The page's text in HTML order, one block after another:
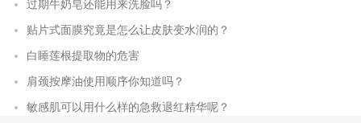
过期牛奶皂还能用来洗脸吗？
贴片式面膜究竟是怎么让皮肤变水润的？
白睡莲根提取物的危害
肩颈按摩油使用顺序你知道吗？
敏感肌可以用什么样的急救退红精华呢？